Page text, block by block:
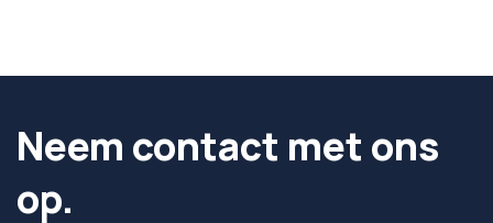
Neem contact met ons
op.